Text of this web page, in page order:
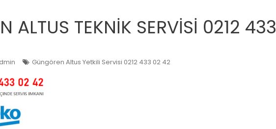
ALTUS TEKNİK SERVİSİ 0212 433
Güngören Altus Yetkili Servisi 0212 433 02 42